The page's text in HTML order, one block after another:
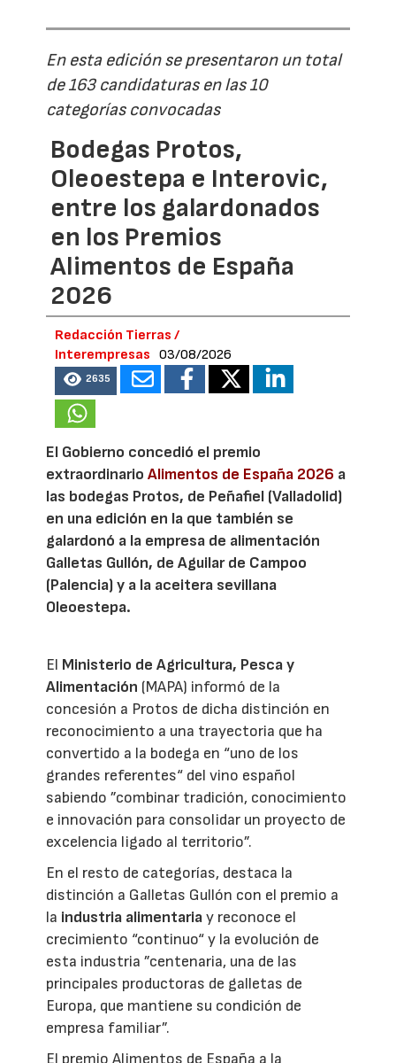
En esta edición se presentaron un total
de 163 candidaturas en las 10
categorías convocadas
Bodegas Protos,
Oleoestepa e Interovic,
entre los galardonados
en los Premios
Alimentos de España
2026
Redacción Tierras /
Interempresas
03/08/2026
2635
El Gobierno concedió el premio
extraordinarioAlimentos de España 2026 a
las bodegas Protos, de Peñafiel (Valladolid)
en una edición en la que también se
galardonó a la empresa de alimentación
Galletas Gullón, de Aguilar de Campoo
(Palencia) y a la aceitera sevillana
Oleoestepa.
El Ministerio de Agricultura, Pesca y
Alimentación (MAPA) informó de la
concesión a Protos de dicha distinción en
reconocimiento a una trayectoria que ha
convertido a la bodega en “uno de los
grandes referentes“ del vino español
sabiendo ”combinar tradición, conocimiento
e innovación para consolidar un proyecto de
excelencia ligado al territorio”.
En el resto de categorías, destaca la
distinción a Galletas Gullón con el premio a
la industria alimentariay reconoce el
crecimiento “continuo“ y la evolución de
esta industria ”centenaria, una de las
principales productoras de galletas de
Europa, que mantiene su condición de
empresa familiar”.
El premio Alimentos de España a la